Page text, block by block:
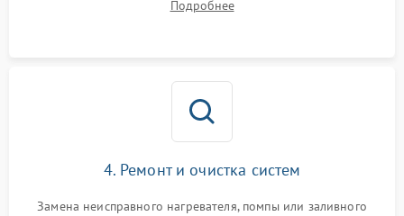
концевика дверцы и электронного модуля управления.
Подробнее
4. Ремонт и очистка систем
Замена неисправного нагревателя, помпы или заливного